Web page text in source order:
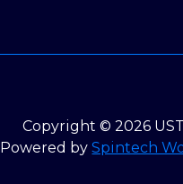
Copyright © 2026
Powered bySpintech